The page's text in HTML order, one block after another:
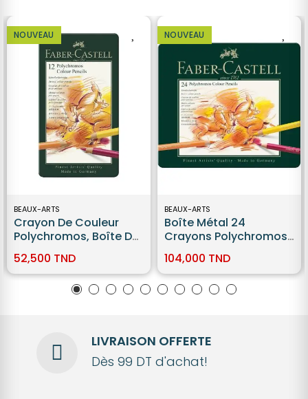
NOUVEAU
BEAUX-ARTS
Crayon De Couleur
Polychromos, Boîte De
52,500 TND
NOUVEAU
BEAUX-ARTS
Boîte Métal 24
Crayons Polychromos
104,000 TND
LIVRAISON OFFERTE
Dès 99 DT d'achat!